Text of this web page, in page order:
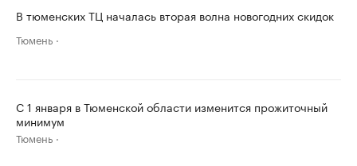
В тюменских ТЦ началась вторая волна новогодних скидок
Тюмень
С 1 января в Тюменской области изменится прожиточный
минимум
Тюмень